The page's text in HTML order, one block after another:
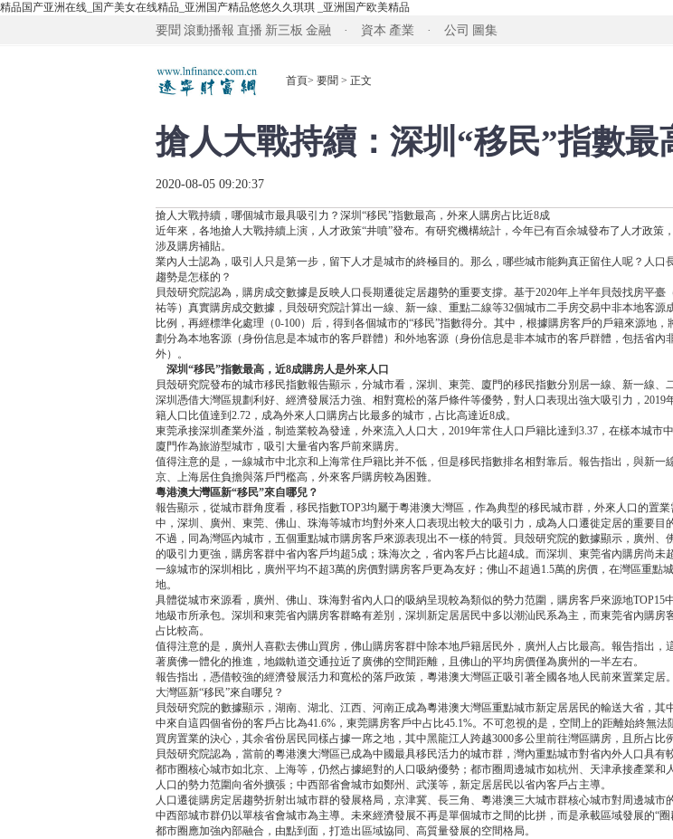
精品国产亚洲在线_国产美女在线精品_亚洲国产精品悠悠久久琪琪 _亚洲国产欧美精品
要聞 滾動播報 直播 新三板 金融 · 資本 產業 · 公司 圖集
首頁> 要聞 > 正文
搶人大戰持續：深圳“移民”指數
2020-08-05 09:20:37
搶人大戰持續，哪個城市最具吸引力？深圳“移民”指數最高，外來人購房占比近8成
近年來，各地搶人大戰持續上演，人才政策“井噴”發布。有研究機構統計，今年已有百余城發布了人才政策
涉及購房補貼。
業內人士認為，吸引人只是第一步，留下人才是城市的終極目的。那么，哪些城市能夠真正留住人呢？人口
趨勢是怎樣的？
貝殼研究院認為，購房成交數據是反映人口長期遷徙定居趨勢的重要支撐。基于2020年上半年貝殼找房平臺
祐等）真實購房成交數據，貝殼研究院計算出一線、新一線、重點二線等32個城市二手房交易中非本地客源
比例，再經標準化處理（0-100）后，得到各個城市的“移民”指數得分。其中，根據購房客戶的戶籍來源地，
劃分為本地客源（身份信息是本城市的客戶群體）和外地客源（身份信息是非本城市的客戶群體，包括省內
外）。
深圳“移民”指數最高，近8成購房人是外來人口
貝殼研究院發布的城市移民指數報告顯示，分城市看，深圳、東莞、廈門的移民指數分別居一線、新一線、
深圳憑借大灣區規劃利好、經濟發展活力強、相對寬松的落戶條件等優勢，對人口表現出強大吸引力，2019
籍人口比值達到2.72，成為外來人口購房占比最多的城市，占比高達近8成。
東莞承接深圳產業外溢，制造業較為發達，外來流入人口大，2019年常住人口戶籍比達到3.37，在樣本城市中
廈門作為旅游型城市，吸引大量省內客戶前來購房。
值得注意的是，一線城市中北京和上海常住戶籍比并不低，但是移民指數排名相對靠后。報告指出，與新一
京、上海居住負擔與落戶門檻高，外來客戶購房較為困難。
粵港澳大灣區新“移民”來自哪兒？
報告顯示，從城市群角度看，移民指數TOP3均屬于粵港澳大灣區，作為典型的移民城市群，外來人口的置
中，深圳、廣州、東莞、佛山、珠海等城市均對外來人口表現出較大的吸引力，成為人口遷徙定居的重要目的
不過，同為灣區內城市，五個重點城市購房客戶來源表現出不一樣的特質。貝殼研究院的數據顯示，廣州、
的吸引力更強，購房客群中省內客戶均超5成；珠海次之，省內客戶占比超4成。而深圳、東莞省內購房尚未
一線城市的深圳相比，廣州平均不超3萬的房價對購房客戶更為友好；佛山不超過1.5萬的房價，在灣區重點
地。
具體從城市來源看，廣州、佛山、珠海對省內人口的吸納呈現較為類似的勢力范圍，購房客戶來源地TOP15
地級市所承包。深圳和東莞省內購房客群略有差別，深圳新定居居民中多以潮汕民系為主，而東莞省內購房
占比較高。
值得注意的是，廣州人喜歡去佛山買房，佛山購房客群中除本地戶籍居民外，廣州人占比最高。報告指出，
著廣佛一體化的推進，地鐵軌道交通拉近了廣佛的空間距離，且佛山的平均房價僅為廣州的一半左右。
報告指出，憑借較強的經濟發展活力和寬松的落戶政策，粵港澳大灣區正吸引著全國各地人民前來置業定居
大灣區新“移民”來自哪兒？
貝殼研究院的數據顯示，湖南、湖北、江西、河南正成為粵港澳大灣區重點城市新定居居民的輸送大省，其
中來自這四個省份的客戶占比為41.6%，東莞購房客戶中占比45.1%。不可忽視的是，空間上的距離始終無法
買房置業的決心，其余省份居民同樣占據一席之地，其中黑龍江人跨越3000多公里前往灣區購房，且所占比
貝殼研究院認為，當前的粵港澳大灣區已成為中國最具移民活力的城市群，灣內重點城市對省內外人口具有
都市圈核心城市如北京、上海等，仍然占據絕對的人口吸納優勢；都市圈周邊城市如杭州、天津承接產業和
人口的勢力范圍向省外擴張；中西部省會城市如鄭州、武漢等，新定居居民以省內客戶占主導。
人口遷徙購房定居趨勢折射出城市群的發展格局，京津冀、長三角、粵港澳三大城市群核心城市對周邊城市
中西部城市群仍以單核省會城市為主導。未來經濟發展不再是單個城市之間的比拼，而是承載區域發展的“圈
都市圈應加強內部融合，由點到面，打造出區域協同、高質量發展的空間格局。